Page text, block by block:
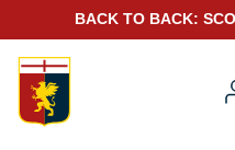
BACK TO BACK: